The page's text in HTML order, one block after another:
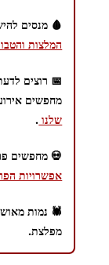
🩸 מנסים
המלצות
📅 רוצים
מחפשים
שלנו .
💀 מחפשים
אפשרויות
🕷️ נמות
מפלצת.